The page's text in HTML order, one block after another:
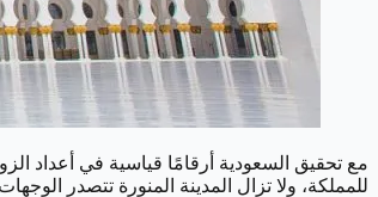
مع تحقيق السعودية أرقامًا قياسية في أعداد الزوار الدوليين خلال عام 2024، حيث تجاوز العدد 30
للمملكة، ولا تزال المدينة المنورة تتصدر